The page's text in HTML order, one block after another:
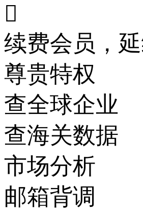

续费会员，
尊贵特权
查全球企业
查海关数据
市场分析
邮箱背调